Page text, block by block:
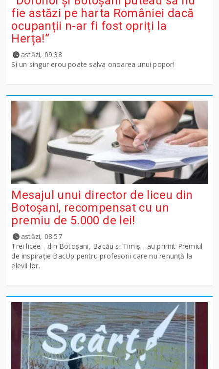
fie astăzi pe harta României dacă
ocupanții n-ar fi fost opriți la
Herța!”
astăzi, 09:38
Și un singur erou poate salva onoarea unui popor!
Mesajul unui director de liceu din
Botoșani, recompensat cu un
premiu de 5.000 de lei!
astăzi, 08:57
Trei licee - din Botoșani, Bacău și Timiș - au primit Premiul
de inspirație BacUp pentru profesorii care nu renunță la
elevii lor.